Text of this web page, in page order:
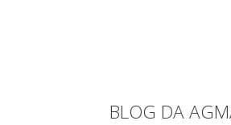
BLOG DA